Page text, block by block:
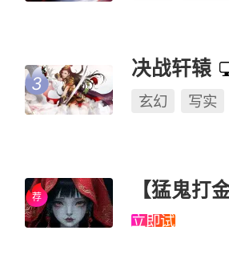
决战轩辕
玄幻 写实
【猛鬼打
立即试玩